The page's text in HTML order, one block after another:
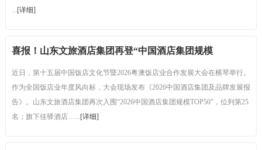
码与长红探索
...[详细]
喜报！山东文旅酒店集团再登“中国酒店集团规模
TOP50”榜单
近日，第十五届中国饭店文化节暨2026粤澳饭店业合作发展大会在横琴举行。
作为全国饭店业年度风向标，大会现场发布《2026中国酒店集团及品牌发展报
告》。山东文旅酒店集团再次入围“2026中国酒店集团规模TOP50”，位列第25
名；旗下佳驿酒店…...[详细]